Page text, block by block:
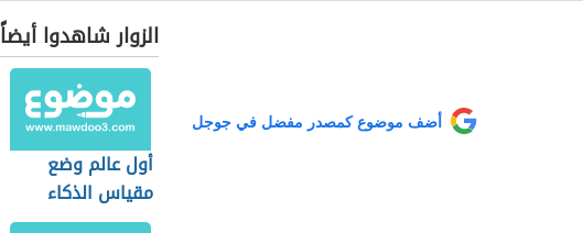
أضف موضوع كمصدر مفضل في جوجل
الزوار شاهدوا أيضاً
أول عالم وضع
مقياس الذكاء